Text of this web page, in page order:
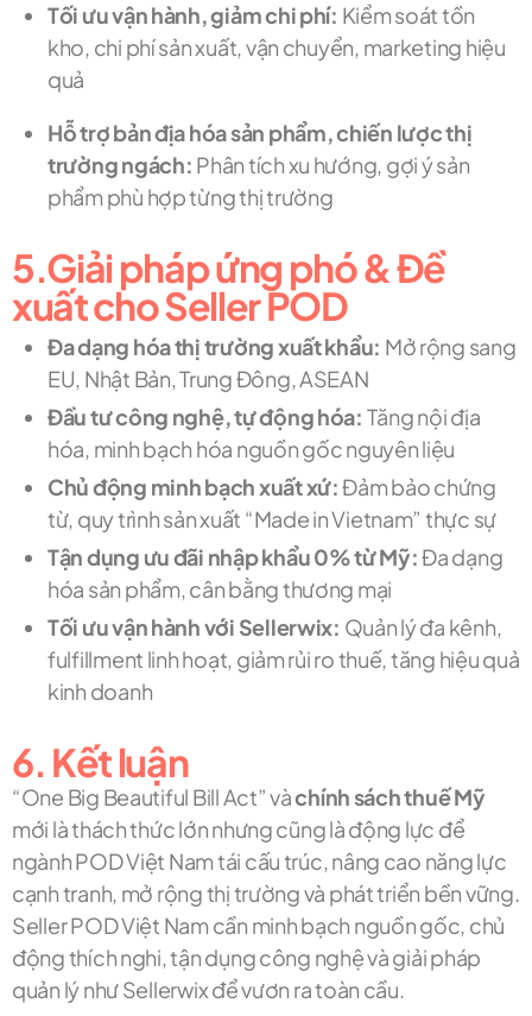
Tối ưu vận hành, giảm chi phí: Kiểm soát tồn
kho, chi phí sản xuất, vận chuyển, marketing hiệu
quả
Hỗ trợ bản địa hóa sản phẩm, chiến lược thị
trường ngách: Phân tích xu hướng, gợi ý sản
phẩm phù hợp từng thị trường
5.Giải pháp ứng phó & Đề
xuất cho Seller POD
Đa dạng hóa thị trường xuất khẩu: Mở rộng sang
EU, Nhật Bản, Trung Đông, ASEAN
Đầu tư công nghệ, tự động hóa: Tăng nội địa
hóa, minh bạch hóa nguồn gốc nguyên liệu
Chủ động minh bạch xuất xứ:Đảm bảo chứng
từ, quy trình sản xuất “Made in Vietnam” thực sự
Tận dụng ưu đãi nhập khẩu 0% từ Mỹ:Đa dạng
hóa sản phẩm, cân bằng thương mại
Tối ưu vận hành với Sellerwix: Quản lý đa kênh,
fulfillment linh hoạt, giảm rủi ro thuế, tăng hiệu quả
kinh doanh
6. Kết luận
“One Big Beautiful Bill Act” vàchính sách thuế Mỹ
mới là thách thức lớn nhưng cũng là động lực để
ngành POD Việt Nam tái cấu trúc, nâng cao năng lực
cạnh tranh, mở rộng thị trường và phát triển bền vững.
Seller POD Việt Nam cần minh bạch nguồn gốc, chủ
động thích nghi, tận dụng công nghệ và giải pháp
quản lý như Sellerwix để vươn ra toàn cầu.